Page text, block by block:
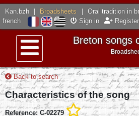
Kan.bzh Broadsheets Oral tradition in
french
Sign in Register
Menu
Breton songs
Back to search
Characteristics of the song
Reference: C-02279